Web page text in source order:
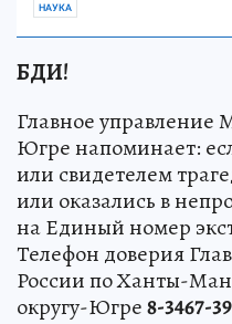
НАУКА
БДИ!
Главное
Югре напоминает:
или свидетелем
или оказались в
на Единый номер
Телефон доверия
России по Ханты-
округу-Югре8-3467-